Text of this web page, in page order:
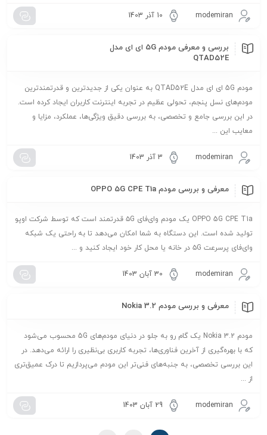
modemiran 10 آذر 1403
بررسی و معرفی مودم 5G ای ای مدل
QTAD52E
مودم 5G ای ای مدل QTAD52E به عنوان یکی از جدیدترین و قدرتمندترین
مودم‌های نسل پنجم، تحولی عظیم در تجربه اینترنت کاربران ایجاد کرده است.
در این بررسی جامع و تخصصی، به بررسی دقیق ویژگی‌ها، عملکرد، مزایا و
معایب این ...
modemiran 3 آذر 1403
معرفی و بررسی مودم OPPO 5G CPE T1a
OPPO 5G CPE T1a یک مودم وای‌فای ۵G قدرتمند است که توسط شرکت اوپو
تولید شده است. این دستگاه به شما امکان می‌دهد تا به راحتی یک شبکه
وای‌فای پرسرعت ۵G در خانه یا محل کار خود ایجاد کنید و ...
modemiran 30 آبان 1403
معرفی و بررسی مودم Nokia 3.2
مودم Nokia 3.2 یک گام رو به جلو در دنیای مودم‌های 5G محسوب می‌شود
که با بهره‌گیری از آخرین فناوری‌ها، تجربه کاربری بی‌نظیری را ارائه می‌دهد. در
این بررسی تخصصی، به جنبه‌های فنی‌تر این مودم می‌پردازیم تا درک عمیق‌تری
از ...
modemiran 29 آبان 1403